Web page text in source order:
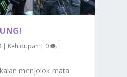
| Kehidupan | 0 |
menjolok mata